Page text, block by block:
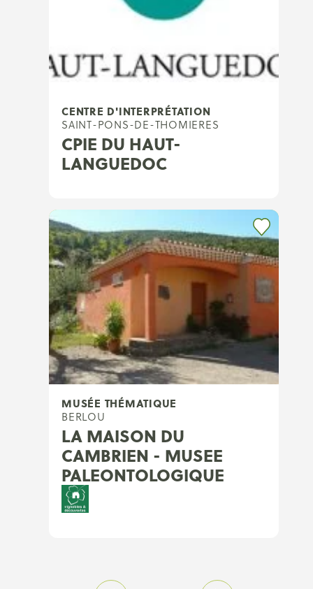
CENTRE D'INTERPRÉTATION
SAINT-PONS-DE-THOMIERES
CPIE DU HAUT-
LANGUEDOC
MUSÉE THÉMATIQUE
BERLOU
LA MAISON DU
CAMBRIEN - MUSEE
PALEONTOLOGIQUE